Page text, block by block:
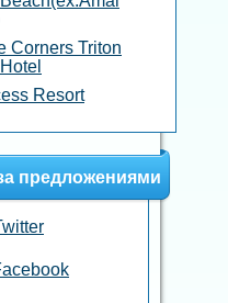
Corners Triton
Resort
предложениями